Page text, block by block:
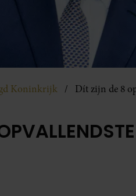
Koninkrijk Dít zijn de 8